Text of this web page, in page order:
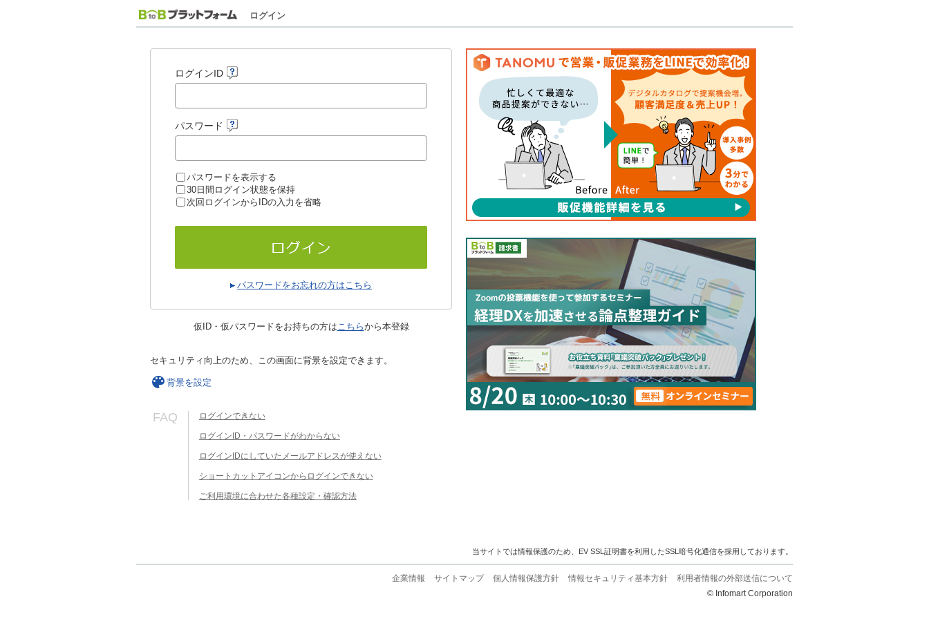
ログイン
ログインID
パスワード
パスワードを表示する
30日間ログイン状態を保持
次回ログインからIDの入力を省略
パスワードをお忘れの方はこちら
仮ID・仮パスワードをお持ちの方はこちらから本登録
セキュリティ向上のため、この画面に背景を設定できます。
背景を設定
FAQ ログインできない
ログインID・パスワードがわからない
ログインIDにしていたメールアドレスが使えない
ショートカットアイコンからログインできない
ご利用環境に合わせた各種設定・確認方法
当サイトでは情報保護のため、EV SSL証明書を利用したSSL暗号化通信を採用しております。
企業情報 サイトマップ 個人情報保護方針 情報セキュリティ基本方針
利用者情報の外部送信について
© Infomart Corporation